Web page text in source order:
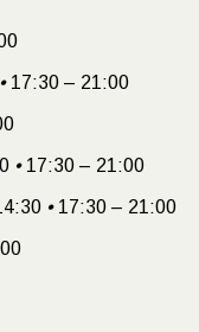
•17:30 – 21:00
•17:30 – 21:00
•17:30 – 21:00